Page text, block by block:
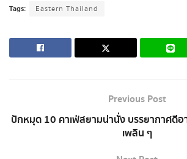
Tags: Eastern Thailand
Previous Post
ปักหมุด 10 คาเฟ่สยามน่านั่ง บรรยากาศดีอ
เพลิน ๆ